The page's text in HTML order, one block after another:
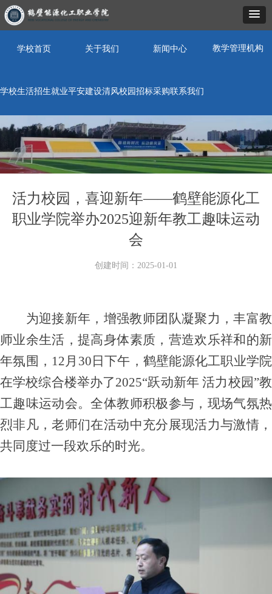
教学管理机构
学校生活招生就业平安建设清风校园招标采购联系我们
学校首页 关于我们 新闻中心
活力校园，喜迎新年——鹤壁能源化工
职业学院举办2025迎新年教工趣味运动
会
创建时间： 2025-01-01
为迎接新年，增强教师团队凝聚力，丰富教
师业余生活，提高身体素质，营造欢乐祥和的新
年氛围，12月30日下午，鹤壁能源化工职业学院
在学校综合楼举办了2025“跃动新年 活力校园”教
工趣味运动会。全体教师积极参与，现场气氛热
烈非凡，老师们在活动中充分展现活力与激情，
共同度过一段欢乐的时光。